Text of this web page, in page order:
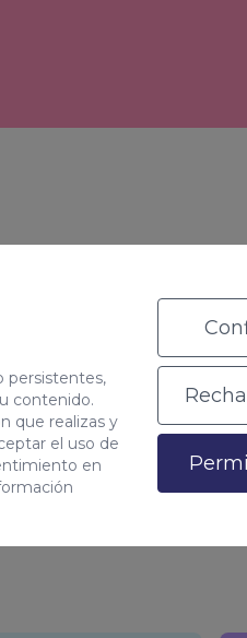
persistentes,
contenido.
que realizas y
el uso de
en